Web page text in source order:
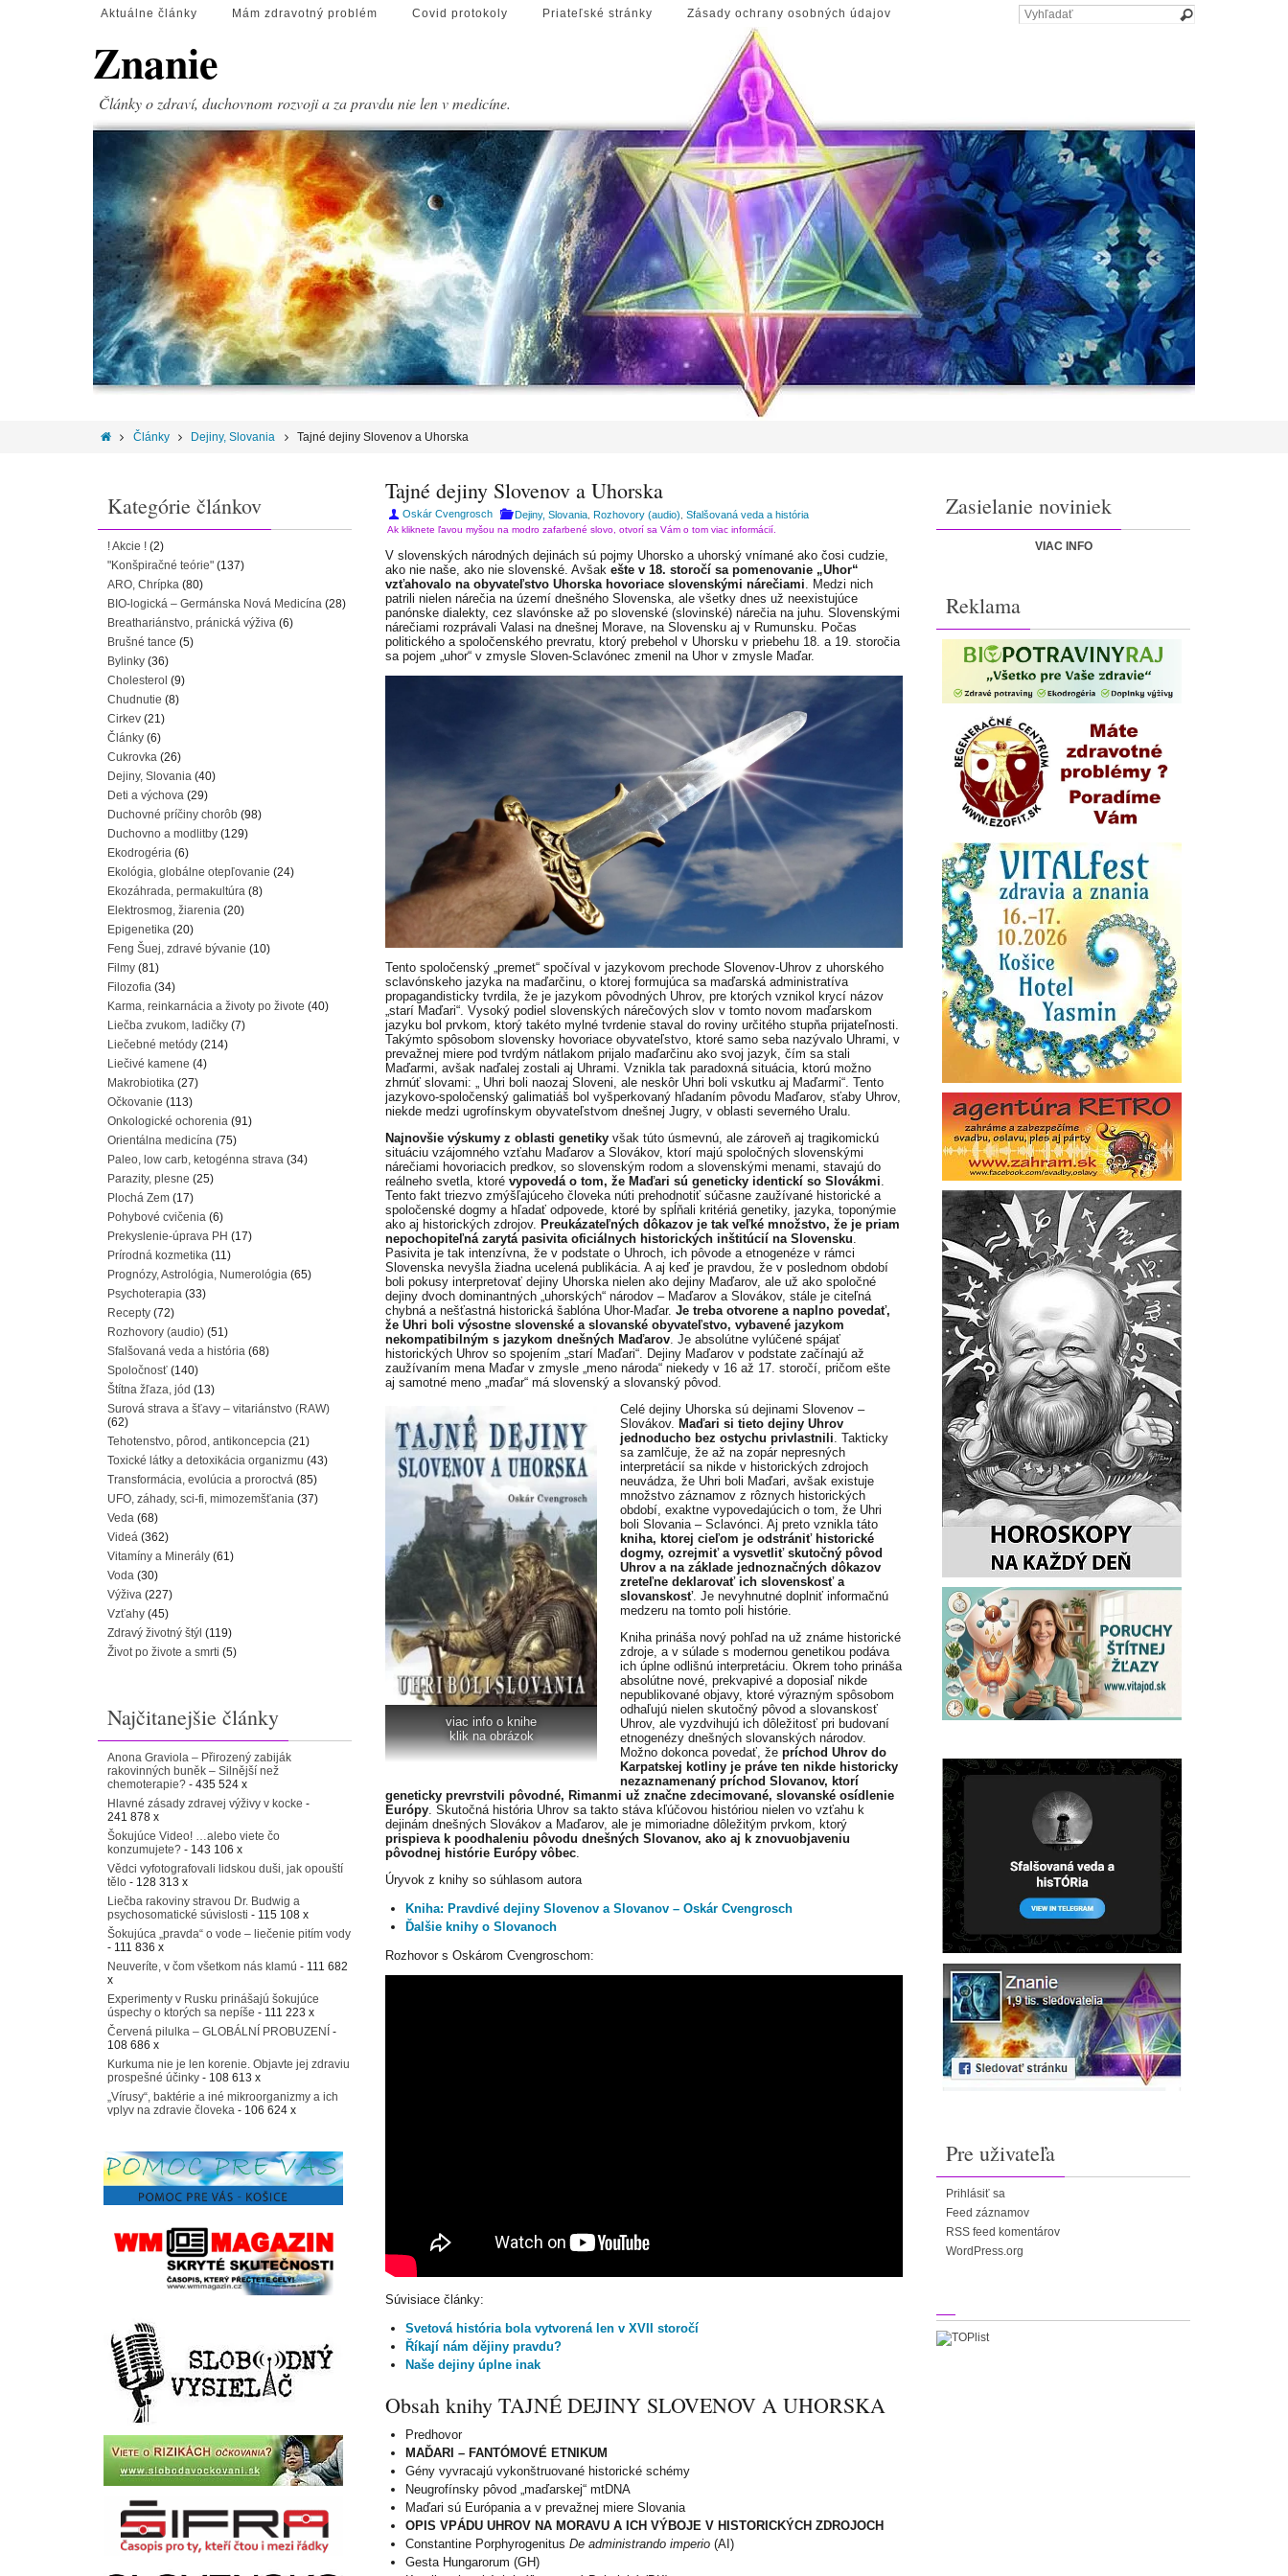
Aktuálne články Mám zdravotný problém Covid protokoly Priateľské stránky Zásady ochrany osobných údajov
Znanie
Články o zdraví, duchovnom rozvoji a za pravdu nie len v medicíne.
Články Dejiny, Slovania Tajné dejiny Slovenov a Uhorska
Tajné dejiny Slovenov a Uhorska
Oskár Cvengrosch Dejiny, Slovania, Rozhovory (audio) Sfalšovaná veda a história
Ak kliknete ľavou myšou na modro zafarbené slovo, otvorí sa Vám o tom viac informácií.
V slovenských národných dejinách sú pojmy Uhorsko a uhorský vnímané ako čosi cudzie,
ako nie naše, ako nie slovenské. Avšak ešte v 18. storočí sa pomenovanie „Uhor“
vzťahovalo na obyvateľstvo Uhorska hovoriace slovenskými nárečiami. Medzi nich
patrili nielen nárečia na území dnešného Slovenska, ale všetky dnes už neexistujúce
panónske dialekty, cez slavónske až po slovenské (slovinské) nárečia na juhu. Slovenskými
nárečiami rozprávali Valasi na dnešnej Morave, na Slovensku aj v Rumunsku. Počas
politického a spoločenského prevratu, ktorý prebehol v Uhorsku v priebehu 18. a 19. storočia
sa pojem „uhor“ v zmysle Sloven-Sclavónec zmenil na Uhor v zmysle Maďar.
Tento spoločenský „premet“ spočíval v jazykovom prechode Slovenov-Uhrov z uhorského
sclavónskeho jazyka na maďarčinu, o ktorej formujúca sa maďarská administratíva
propagandisticky tvrdila, že je jazykom pôvodných Uhrov, pre ktorých vznikol krycí názov
„starí Maďari“. Vysoký podiel slovenských nárečových slov v tomto novom maďarskom
jazyku bol prvkom, ktorý takéto mylné tvrdenie staval do roviny určitého stupňa prijateľnosti.
Takýmto spôsobom slovensky hovoriace obyvateľstvo, ktoré samo seba nazývalo Uhrami, v
prevažnej miere pod tvrdým nátlakom prijalo maďarčinu ako svoj jazyk, čím sa stali
Maďarmi, avšak naďalej zostali aj Uhrami. Vznikla tak paradoxná situácia, ktorú možno
zhrnúť slovami: „ Uhri boli naozaj Sloveni, ale neskôr Uhri boli vskutku aj Maďarmi“. Tento
jazykovo-spoločenský galimatiáš bol vyšperkovaný hľadaním pôvodu Maďarov, sťaby Uhrov,
niekde medzi ugrofínskym obyvateľstvom dnešnej Jugry, v oblasti severného Uralu.
Najnovšie výskumy z oblasti genetiky však túto úsmevnú, ale zároveň aj tragikomickú
situáciu vzájomného vzťahu Maďarov a Slovákov, ktorí majú spoločných slovenskými
nárečiami hovoriacich predkov, so slovenským rodom a slovenskými menami, stavajú do
reálneho svetla, ktoré vypovedá o tom, že Maďari sú geneticky identickí so Slovákmi
Tento fakt triezvo zmýšľajúceho človeka núti prehodnotiť súčasne zaužívané historické a
spoločenské dogmy a hľadať odpovede, ktoré by spĺňali kritériá genetiky, jazyka, toponýmie
ako aj historických zdrojov. Preukázateľných dôkazov je tak veľké množstvo, že je priam
nepochopiteľná zarytá pasivita oficiálnych historických inštitúcií na Slovensku
Pasivita je tak intenzívna, že v podstate o Uhroch, ich pôvode a etnogenéze v rámci
Slovenska nevyšla žiadna ucelená publikácia. A aj keď je pravdou, že v poslednom období
boli pokusy interpretovať dejiny Uhorska nielen ako dejiny Maďarov, ale už ako spoločné
dejiny dvoch dominantných „uhorských“ národov – Maďarov a Slovákov, stále je citeľná
chybná a nešťastná historická šablóna Uhor-Maďar. Je treba otvorene a naplno povedať,
že Uhri boli výsostne slovenské a slovanské obyvateľstvo, vybavené jazykom
nekompatibilným s jazykom dnešných Maďarov . Je absolútne vylúčené spájať
historických Uhrov so spojením „starí Maďari“. Dejiny Maďarov v podstate začínajú až
zaužívaním mena Maďar v zmysle „meno národa“ niekedy v 16 až 17. storočí, pričom ešte
aj samotné meno „maďar“ má slovenský a slovanský pôvod.
viac info o knihe
klik na obrázok
Celé dejiny Uhorska sú dejinami Slovenov –
Slovákov. Maďari si tieto dejiny Uhrov
jednoducho bez ostychu privlastnili . Takticky
sa zamlčuje, že až na zopár nepresných
interpretácií sa nikde v historických zdrojoch
neuvádza, že Uhri boli Maďari, avšak existuje
množstvo záznamov z rôznych historických
období, exaktne vypovedajúcich o tom, že Uhri
boli Slovania – Sclavónci. Aj preto vznikla táto
kniha, ktorej cieľom je odstrániť historické
dogmy, ozrejmiť a vysvetliť skutočný pôvod
Uhrov a na základe jednoznačných dôkazov
zreteľne deklarovať ich slovenskosť a
slovanskosť. Je nevyhnutné doplniť informačnú
medzeru na tomto poli histórie.
Kniha prináša nový pohľad na už známe historické
zdroje, a v súlade s modernou genetikou podáva
ich úplne odlišnú interpretáciu. Okrem toho prináša
absolútne nové, prekvapivé a doposiaľ nikde
nepublikované objavy, ktoré výrazným spôsobom
odhaľujú nielen skutočný pôvod a slovanskosť
Uhrov, ale vyzdvihujú ich dôležitosť pri budovaní
etnogenézy dnešných slovanských národov.
Možno dokonca povedať, že príchod Uhrov do
Karpatskej kotliny je práve ten nikde historicky
nezaznamenaný príchod Slovanov, ktorí
geneticky prevrstvili pôvodné, Rimanmi už značne zdecimované, slovanské osídlenie
Európy . Skutočná história Uhrov sa takto stáva kľúčovou históriou nielen vo vzťahu k
dejinám dnešných Slovákov a Maďarov, ale je mimoriadne dôležitým prvkom, ktorý
prispieva k poodhaleniu pôvodu dnešných Slovanov, ako aj k znovuobjaveniu
pôvodnej histórie Európy vôbec
Úryvok z knihy so súhlasom autora
Kniha: Pravdivé dejiny Slovenov a Slovanov – Oskár Cvengrosch
Ďalšie knihy o Slovanoch
Rozhovor s Oskárom Cvengroschom:
Súvisiace články:
Svetová história bola vytvorená len v XVII storočí
Říkají nám dějiny pravdu?
Naše dejiny úplne inak
Obsah knihy TAJNÉ DEJINY SLOVENOV A UHORSKA
Predhovor
MAĎARI – FANTÓMOVÉ ETNIKUM
Gény vyvracajú vykonštruované historické schémy
Neugrofínsky pôvod „maďarskej“ mtDNA
Maďari sú Európania a v prevažnej miere Slovania
OPIS VPÁDU UHROV NA MORAVU A ICH VÝBOJE V HISTORICKÝCH ZDROJOCH
Constantine Porphyrogenitus De administrando imperio(AI)
Gesta Hungarorum (GH)
Kategórie článkov
! Akcie ! (2)
"Konšpiračné teórie" (137)
ARO, Chrípka (80)
BIO-logická – Germánska Nová Medicína (28)
Breathariánstvo, pránická výživa (6)
Brušné tance (5)
Bylinky (36)
Cholesterol (9)
Chudnutie (8)
Cirkev (21)
Články (6)
Cukrovka (26)
Dejiny, Slovania (40)
Deti a výchova (29)
Duchovné príčiny chorôb (98)
Duchovno a modlitby (129)
Ekodrogéria (6)
Ekológia, globálne otepľovanie (24)
Ekozáhrada, permakultúra (8)
Elektrosmog, žiarenia (20)
Epigenetika (20)
Feng Šuej, zdravé bývanie (10)
Filmy (81)
Filozofia (34)
Karma, reinkarnácia a životy po živote (40)
Liečba zvukom, ladičky (7)
Liečebné metódy (214)
Liečivé kamene (4)
Makrobiotika (27)
Očkovanie (113)
Onkologické ochorenia (91)
Orientálna medicína (75)
Paleo, low carb, ketogénna strava (34)
Parazity, plesne (25)
Plochá Zem (17)
Pohybové cvičenia (6)
Prekyslenie-úprava PH (17)
Prírodná kozmetika (11)
Prognózy, Astrológia, Numerológia (65)
Psychoterapia (33)
Recepty (72)
Rozhovory (audio) (51)
Sfalšovaná veda a história (68)
Spoločnosť (140)
Štítna žľaza, jód (13)
Surová strava a šťavy – vitariánstvo (RAW)
(62)
Tehotenstvo, pôrod, antikoncepcia (21)
Toxické látky a detoxikácia organizmu (43)
Transformácia, evolúcia a proroctvá (85)
UFO, záhady, sci-fi, mimozemšťania (37)
Veda (68)
Videá (362)
Vitamíny a Minerály (61)
Voda (30)
Výživa (227)
Vzťahy (45)
Zdravý životný štýl (119)
Život po živote a smrti (5)
Najčitanejšie články
Anona Graviola – Přirozený zabiják
rakovinných buněk – Silnější než
chemoterapie? - 435 524 x
Hlavné zásady zdravej výživy v kocke -
241 878 x
Šokujúce Video! …alebo viete čo
konzumujete? - 143 106 x
Vědci vyfotografovali lidskou duši, jak opouští
tělo - 128 313 x
Liečba rakoviny stravou Dr. Budwig a
psychosomatické súvislosti - 115 108 x
Šokujúca „pravda“ o vode – liečenie pitím vody
- 111 836 x
Neuveríte, v čom všetkom nás klamú - 111 682
x
Experimenty v Rusku prinášajú šokujúce
úspechy o ktorých sa nepíše - 111 223 x
Červená pilulka – GLOBÁLNÍ PROBUZENÍ -
108 686 x
Kurkuma nie je len korenie. Objavte jej zdraviu
prospešné účinky - 108 613 x
„Vírusy“, baktérie a iné mikroorganizmy a ich
vplyv na zdravie človeka - 106 624 x
Zasielanie noviniek
VIAC INFO
Reklama
Pre uživateľa
Prihlásiť sa
Feed záznamov
RSS feed komentárov
WordPress.org